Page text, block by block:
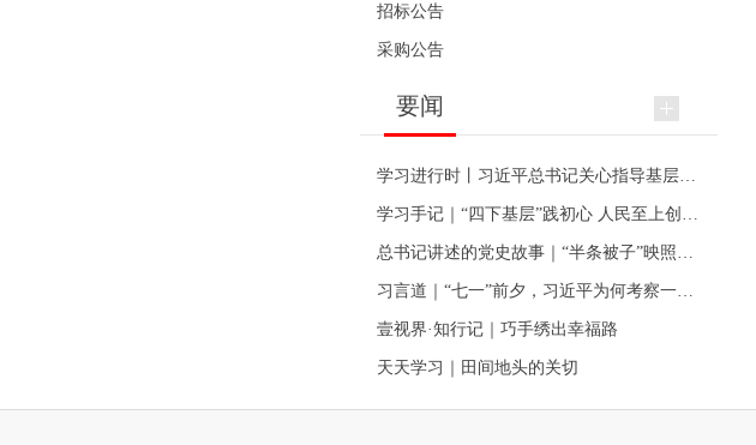
招标公告
采购公告
要闻
壹视界·知行记｜巧手绣出幸福路
天天学习｜田间地头的关切